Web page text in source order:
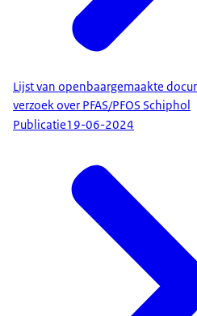
Lijst van openbaargemaakte
verzoek over PFAS/PFOS Schiphol
Publicatie19-06-2024